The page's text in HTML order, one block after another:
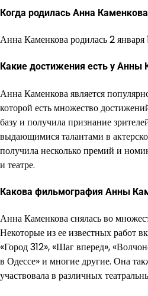
Когда родилась Анна
Анна Каменкова родилась 2 января
Какие достижения есть у Анны
Анна Каменкова является
которой есть множество
базу и получила признание
выдающимися талантами в
получила несколько премий и
и театре.
Какова фильмография Анны
Анна Каменкова снялась во
Некоторые из ее известных работ
«Город 312», «Шаг вперед»,
в Одессе» и многие другие. Она
участвовала в различных